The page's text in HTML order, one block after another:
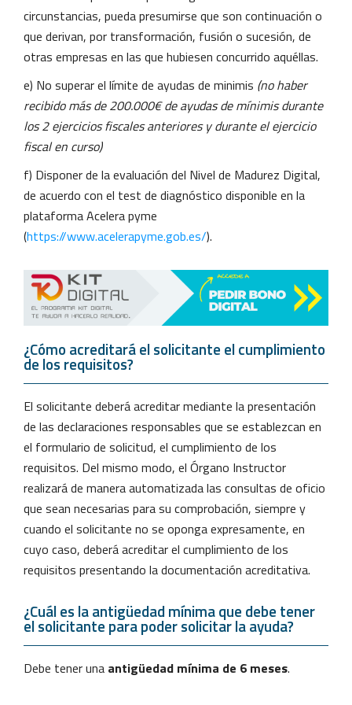
circunstancias, pueda presumirse que son continuación o
que derivan, por transformación, fusión o sucesión, de
otras empresas en las que hubiesen concurrido aquéllas.
e) No superar el límite de ayudas de minimis (no haber
recibido más de 200.000€ de ayudas de mínimis durante
los 2 ejercicios fiscales anteriores y durante el ejercicio
fiscal en curso)
f) Disponer de la evaluación del Nivel de Madurez Digital,
de acuerdo con el test de diagnóstico disponible en la
plataforma Acelera pyme
(https://www.acelerapyme.gob.es/).
¿Cómo acreditará el solicitante el cumplimiento
de los requisitos?
El solicitante deberá acreditar mediante la presentación
de las declaraciones responsables que se establezcan en
el formulario de solicitud, el cumplimiento de los
requisitos. Del mismo modo, el Órgano Instructor
realizará de manera automatizada las consultas de oficio
que sean necesarias para su comprobación, siempre y
cuando el solicitante no se oponga expresamente, en
cuyo caso, deberá acreditar el cumplimiento de los
requisitos presentando la documentación acreditativa.
¿Cuál es la antigüedad mínima que debe tener
el solicitante para poder solicitar la ayuda?
Debe tener una antigüedad mínima de 6 meses.